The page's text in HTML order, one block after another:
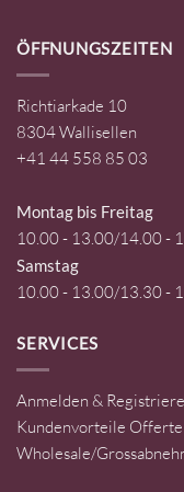
ÖFFNUNGSZEITEN
Richtiarkade 10
8304 Wallisellen
+41 44 558 85 03
Montag bis Freitag
10.00 - 13.00/14.00 -
Samstag
10.00 - 13.00/13.30 -
SERVICES
Anmelden &
Kundenvorteile Offerte
Wholesale/